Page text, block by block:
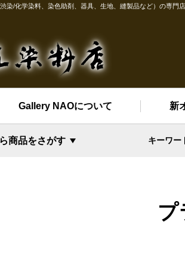
染/化学染料、染色助剤、器具、生地、縫製品など）の専
Gallery NAOについて 新
キーワー
商品をさがす
プ